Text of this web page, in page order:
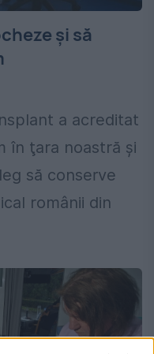
şi să
a acreditat
în ţara noastră şi
să conserve
românii din